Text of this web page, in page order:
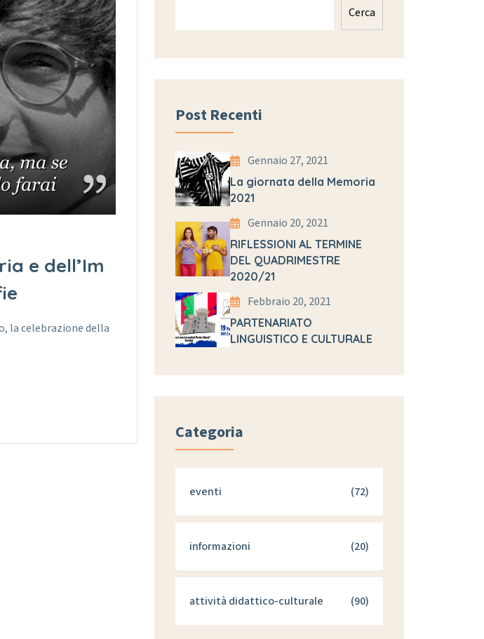
e dell’Im
la celebrazione della
Cerca
Post Recenti
Gennaio 27, 2021
La giornata della Memoria
2021
Gennaio 20, 2021
RIFLESSIONI AL TERMINE
DEL QUADRIMESTRE
2020/21
Febbraio 20, 2021
PARTENARIATO
LINGUISTICO E CULTURALE
Categoria
eventi (72)
informazioni (20)
attività didattico-culturale (90)